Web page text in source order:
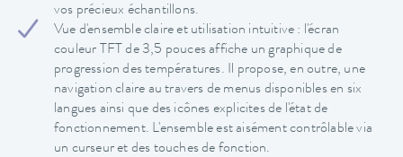
vos précieux échantillons.
Vue d'ensemble claire et utilisation intuitive : l'écran
couleur TFT de 3,5 pouces affiche un graphique de
progression des températures. Il propose, en outre, une
navigation claire au travers de menus disponibles en six
langues ainsi que des icônes explicites de l'état de
fonctionnement. L'ensemble est aisément contrôlable via
un curseur et des touches de fonction.